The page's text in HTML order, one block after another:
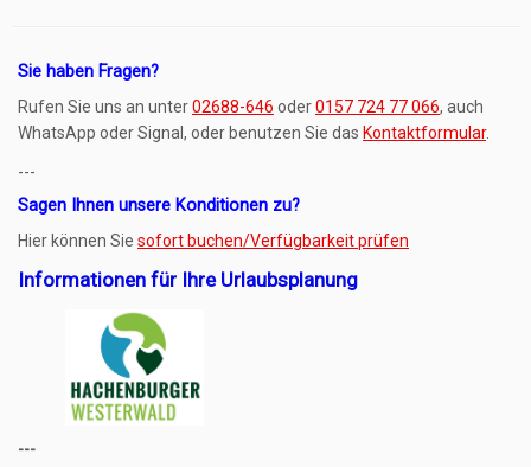
Sie haben Fragen?
Rufen Sie uns an unter02688-646 oder0157 724 77 066, auch
WhatsApp oder Signal, oder benutzen Sie das Kontaktformular.
---
Sagen Ihnen unsere Konditionen zu?
Hier können Sie sofort buchen/Verfügbarkeit prüfen
Informationen für Ihre Urlaubsplanung
---